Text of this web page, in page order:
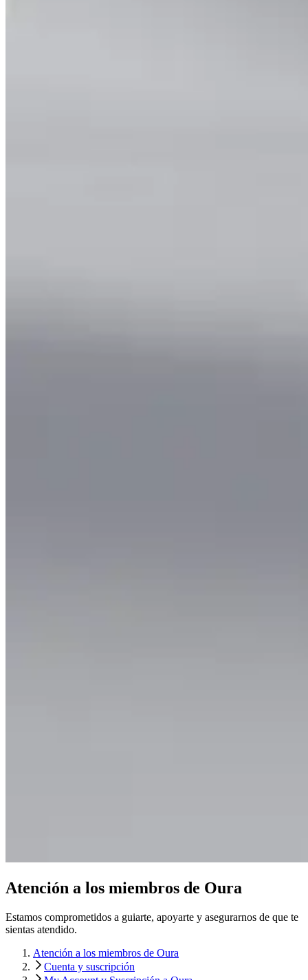
Atención a los miembros de Oura
Estamos comprometidos a guiarte, apoyarte y asegurarnos de que te
sientas atendido.
Atención a los miembros de Oura
Cuenta y suscripción